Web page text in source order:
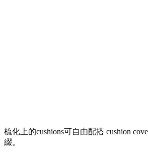
梳化上的cushions可自由配搭 cushion
綴。